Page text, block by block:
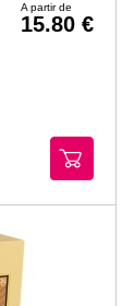
A partir de
15.80